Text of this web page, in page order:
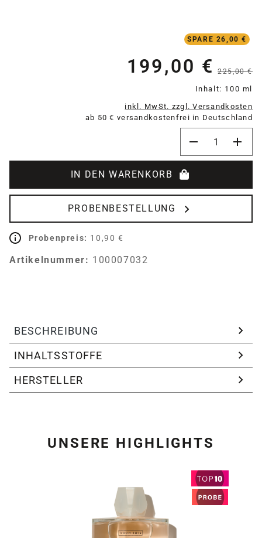
SPARE 26,00 €
Verkaufspreis:
199,00 € 225,00 €
Inhalt: 100 ml
inkl. MwSt. zzgl. Versandkosten
ab 50 € versandkostenfrei in Deutschland
IN DEN WARENKORB
PROBENBESTELLUNG
Probenpreis: 10,90 €
Artikelnummer: 100007032
BESCHREIBUNG
INHALTSSTOFFE
HERSTELLER
UNSERE HIGHLIGHTS